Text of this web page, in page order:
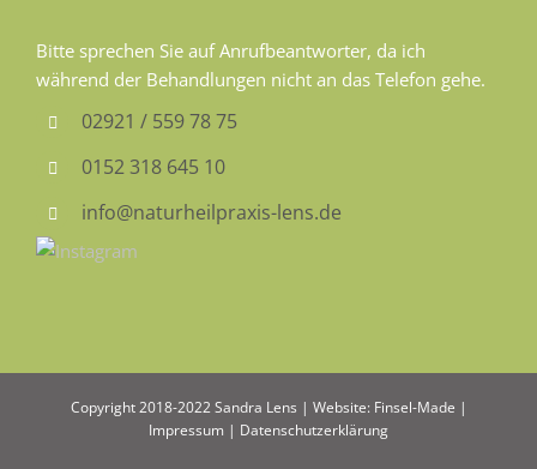
Bitte sprechen Sie auf Anrufbeantworter, da ich
während der Behandlungen nicht an das Telefon gehe.
02921 / 559 78 75
0152 318 645 10
info@naturheilpraxis-lens.de
Copyright 2018-2022 Sandra Lens | Website: Finsel-Made |
Impressum | Datenschutzerklärung